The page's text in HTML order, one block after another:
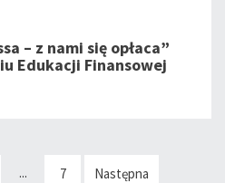
– z nami się opłaca”
Edukacji Finansowej
... 7 Następna